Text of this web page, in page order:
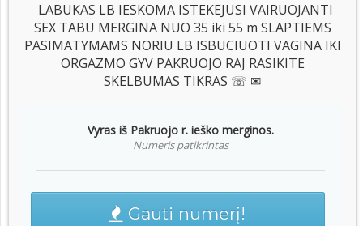
LABUKAS LB IESKOMA ISTEKEJUSI VAIRUOJANTI
SEX TABU MERGINA NUO 35 iki 55 m SLAPTIEMS
PASIMATYMAMS NORIU LB ISBUCIUOTI VAGINA IKI
ORGAZMO GYV PAKRUOJO RAJ RASIKITE
SKELBUMAS TIKRAS ☏ ✉
Vyras iš Pakruojo r. ieško merginos.
Numeris patikrintas
Gauti numerį!